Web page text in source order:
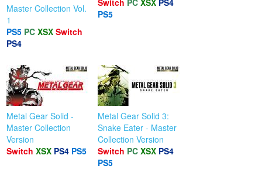
Master Collection Vol.
1
PS5 PC XSX Switch
PS4
PS5
Metal Gear Solid -
Master Collection
Version
Switch XSX PS4 PS5
Metal Gear Solid 3:
Snake Eater - Master
Collection Version
Switch PC XSX PS4
PS5